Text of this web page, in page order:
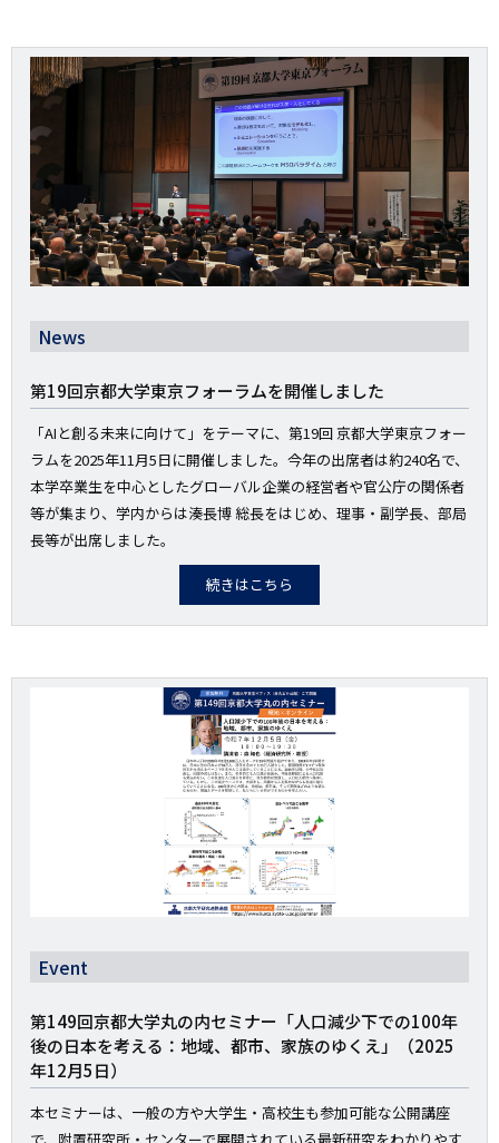
画
像
News
第19回京都大学東京フォーラムを開催しました
「AIと創る未来に向けて」をテーマに、第19回 京都大学東京フォー
ラムを2025年11月5日に開催しました。今年の出席者は約240名で、
本学卒業生を中心としたグローバル企業の経営者や官公庁の関係者
等が集まり、学内からは湊長博 総長をはじめ、理事・副学長、部局
長等が出席しました。
続きはこちら
Event
第149回京都大学丸の内セミナー「人口減少下での100年
後の日本を考える：地域、都市、家族のゆくえ」（2025
年12月5日）
本セミナーは、一般の方や大学生・高校生も参加可能な公開講座